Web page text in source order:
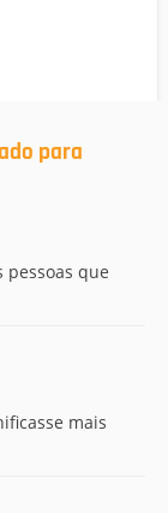
para
que
mais